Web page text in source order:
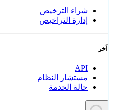
شراء الترخيص
إدارة التراخيص
آخر
API
مستشار النظام
حالة الخدمة